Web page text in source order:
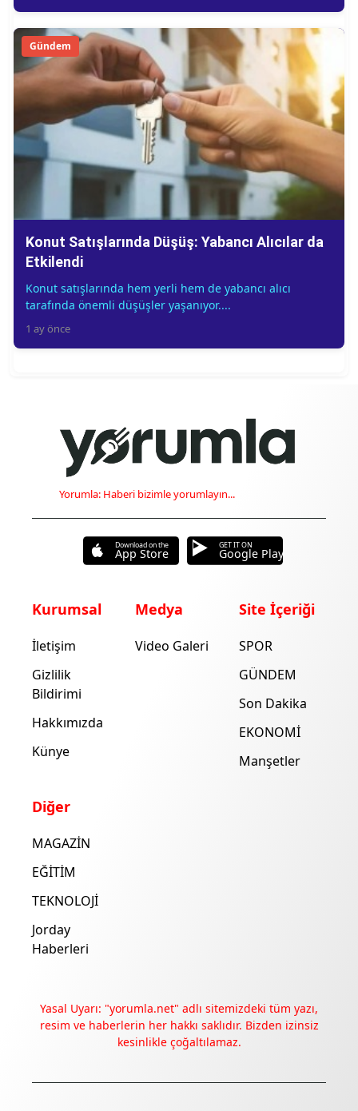
Deneyimini iyileştirmek ve içeriğimizi geliştirmek için çerezler
Gündem
Konut Satışlarında Düşüş: Yabancı Alıcılar da
Etkilendi
Konut satışlarında hem yerli hem de yabancı alıcı
tarafında önemli düşüşler yaşanıyor....
1 ay önce
Yorumla: Haberi bizimle yorumlayın...
Download on the
App Store
GET IT ON
Google Play
Kurumsal
İletişim
Gizlilik
Bildirimi
Hakkımızda
Künye
Medya
Video Galeri
Site İçeriği
SPOR
GÜNDEM
Son Dakika
EKONOMİ
Manşetler
Diğer
MAGAZİN
EĞİTİM
TEKNOLOJİ
Jorday
Haberleri
Yasal Uyarı: "yorumla.net" adlı sitemizdeki tüm yazı,
resim ve haberlerin her hakkı saklıdır. Bizden izinsiz
kesinlikle çoğaltılamaz.